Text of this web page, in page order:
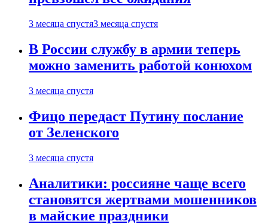
3 месяца спустя3 месяца спустя
В России службу в армии теперь
можно заменить работой конюхом
3 месяца спустя
Фицо передаст Путину послание
от Зеленского
3 месяца спустя
Аналитики: россияне чаще всего
становятся жертвами мошенников
в майские праздники